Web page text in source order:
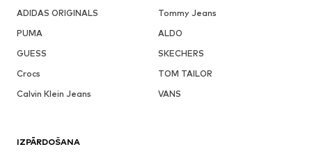
ADIDAS ORIGINALS
Tommy Jeans
PUMA
ALDO
GUESS
SKECHERS
Crocs
TOM TAILOR
Calvin Klein Jeans
VANS
IZPĀRDOŠANA